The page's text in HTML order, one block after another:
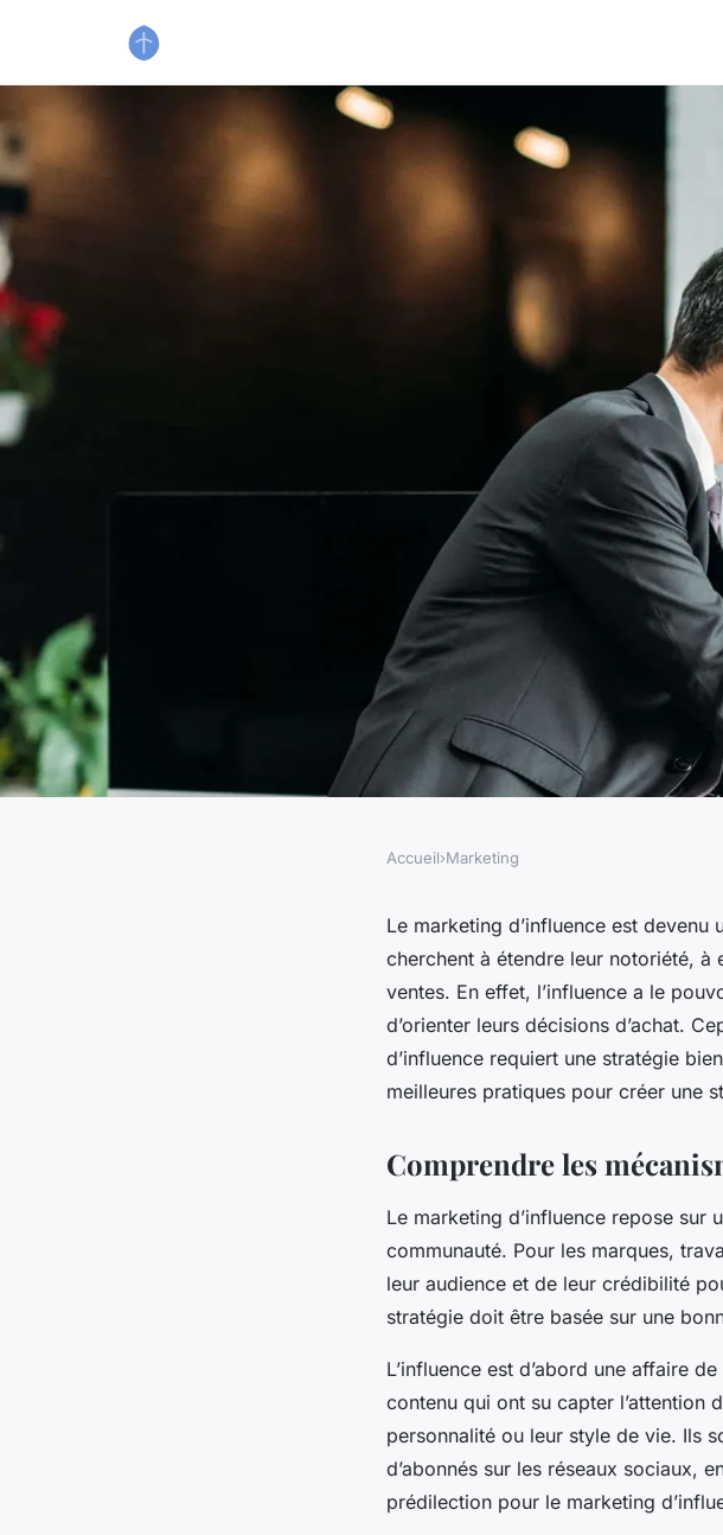
les meilleures pratiques
une stratégie de
8 min de lecture
Accueil›Marketing
Le marketing d’influence est
cherchent à étendre leur notoriété, à
ventes. En effet, l’influence a le
d’orienter leurs décisions d’achat.
d’influence requiert une stratégie
meilleures pratiques pour créer une
Comprendre les
Le marketing d’influence repose sur
communauté. Pour les marques,
leur audience et de leur crédibilité
stratégie doit être basée sur une
L’influence est d’abord une affaire de
contenu qui ont su capter l’attention
personnalité ou leur style de vie. Ils
d’abonnés sur les réseaux sociaux,
prédilection pour le marketing